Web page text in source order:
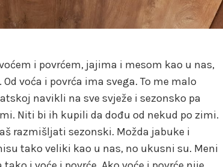
i povrćem, jajima i mesom kao u nas,
voća i povrća ima svega. To me malo
navikli na sve svježe i sezonsko pa
Niti bi ih kupili da dođu od nekud po zimi.
razmišljati sezonski. Možda jabuke i
tako veliki kao u nas, no ukusni su. Meni